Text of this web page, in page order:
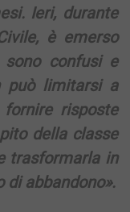
Ieri, durante
è emerso
confusi e
può limitarsi a
risposte
della classe
trasformarla in
di abbandono».